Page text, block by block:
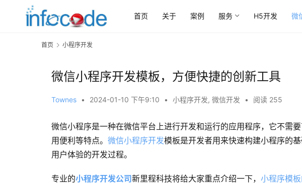
首页 关于 案例 服务 H5开发 微
首页 小程序开发
微信小程序开发模板，方便快捷的创新工具
Townes • 2024-01-10 下午9:10 • 小程序开发, 微信开发 • 阅读 255
微信小程序是一种在微信平台上进行开发和运行的应用程序，它不需
用便利等特点。 微信小程序开发模板是开发者用来快速构建小程序的
用户体验的开发过程。
专业的小程序开发公司新里程科技将给大家重点介绍一下， 小程序模